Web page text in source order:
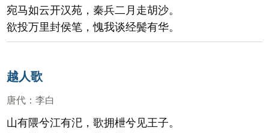
宛马如云开汉苑，秦兵二月走胡沙。
欲投万里封侯笔，愧我谈经鬓有华。
越人歌
唐代 ： 李白
山有隈兮江有汜，歌拥枻兮见王子。